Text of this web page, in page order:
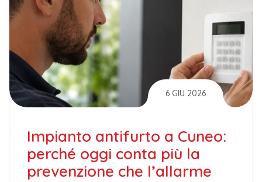
6 GIU 2026
Impianto antifurto a Cuneo:
perché oggi conta più la
prevenzione che l’allarme